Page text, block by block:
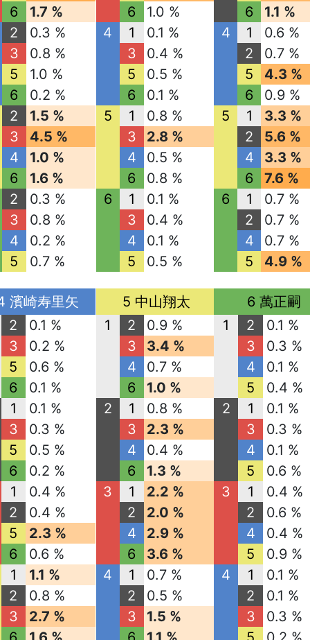
6
1.7 %
2
0.3 %
3
0.8 %
5
1.0 %
6
0.2 %
2
1.5 %
3
4.5 %
4
1.0 %
6
1.6 %
2
0.3 %
3
0.8 %
4
0.2 %
5
0.7 %
6
1.0 %
4
1
0.1 %
3
0.4 %
5
0.5 %
6
0.1 %
5
1
0.8 %
3
2.8 %
4
0.5 %
6
0.8 %
6
1
0.1 %
3
0.4 %
4
0.1 %
5
0.5 %
6
1.1 %
4
1
0.6 %
2
0.7 %
5
4.3 %
6
0.9 %
5
1
3.3 %
2
5.6 %
4
3.3 %
6
7.6 %
6
1
0.7 %
2
0.7 %
4
0.7 %
5
4.9 %
濱崎寿里矢
2
0.1 %
3
0.2 %
5
0.6 %
6
0.1 %
1
0.1 %
3
0.3 %
5
0.5 %
6
0.2 %
1
0.4 %
2
0.4 %
5
2.3 %
6
0.6 %
1
1.1 %
2
0.8 %
3
2.7 %
5 中山翔太
1
2
0.9 %
3
3.4 %
4
0.7 %
6
1.0 %
2
1
0.8 %
3
2.3 %
4
0.4 %
6
1.3 %
3
1
2.2 %
2
2.0 %
4
2.9 %
6
3.6 %
4
1
0.7 %
2
0.5 %
3
1.5 %
6 萬正嗣
1
2
0.1 %
3
0.3 %
4
0.1 %
5
0.4 %
2
1
0.1 %
3
0.3 %
4
0.1 %
5
0.6 %
3
1
0.4 %
2
0.6 %
4
0.4 %
5
0.9 %
4
1
0.1 %
2
0.1 %
3
0.3 %